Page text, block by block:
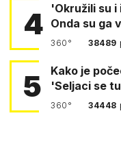
4
'Okružili su
Onda su ga
360° 38489
5
Kako je
'Seljaci se
360° 34448